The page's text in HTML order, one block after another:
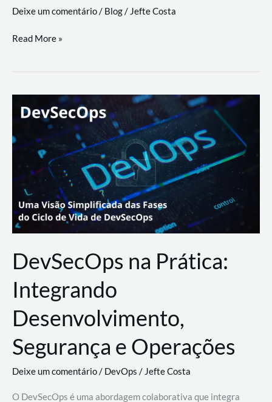
a
workflows
Deixe um comentário/ Blog/ Jefte Costa
teste
palyer
Lance
Rural
Read More »
DevSecOps na Prática:
Integrando
Desenvolvimento,
Segurança e Operações
Deixe um comentário/ DevOps /Jefte Costa
O DevSecOps é uma abordagem colaborativa que integra